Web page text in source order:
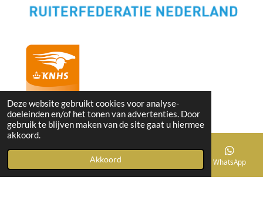
Deze website gebruikt cookies voor analyse-
doeleinden en/of het tonen van advertenties. Door
gebruik te blijven maken van de site gaat u hiermee
akkoord.
Akkoord
F
I
W
Telefoonnummer WhatsApp